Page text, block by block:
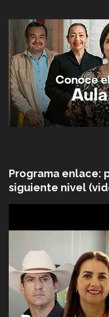
Programa enlace:
siguiente nivel